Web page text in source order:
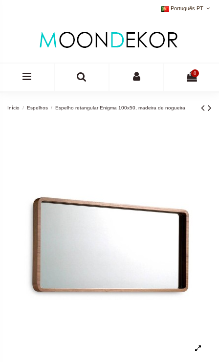
Português PT
0
Início Espelhos Espelho retangular Enigma 100x50, madeira de nogueira